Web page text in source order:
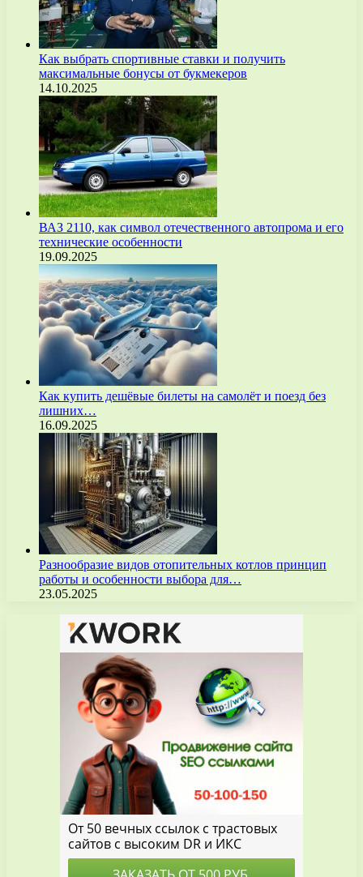
Как выбрать спортивные ставки и получить
максимальные бонусы от букмекеров
14.10.2025
ВАЗ 2110, как символ отечественного автопрома и его
технические особенности
19.09.2025
Как купить дешёвые билеты на самолёт и поезд без
лишних…
16.09.2025
Разнообразие видов отопительных котлов принцип
работы и особенности выбора для…
23.05.2025